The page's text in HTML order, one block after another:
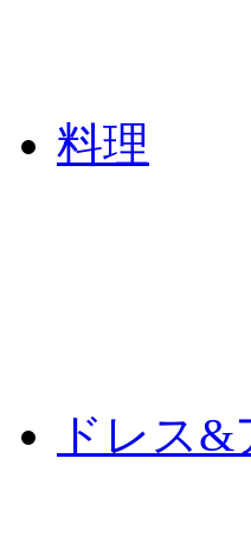
料理
ドレス